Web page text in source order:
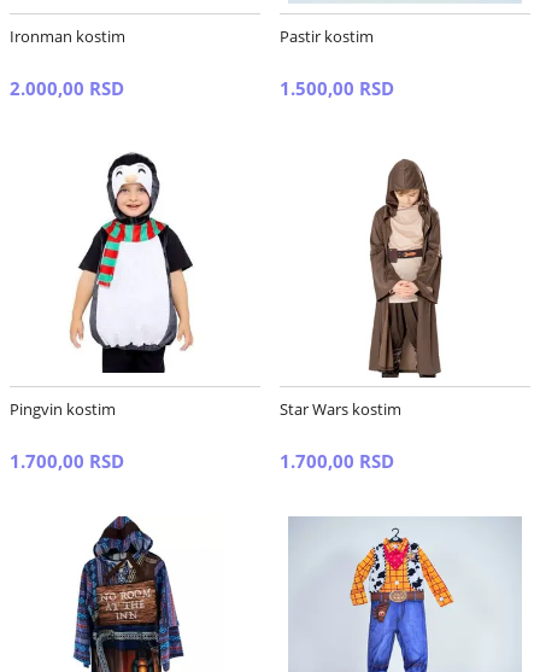
Ironman kostim
2.000,00 RSD
Pastir kostim
1.500,00 RSD
Pingvin kostim
1.700,00 RSD
Star Wars kostim
1.700,00 RSD